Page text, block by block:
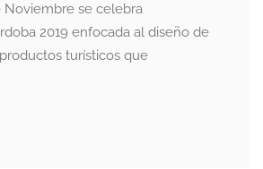
Noviembre se celebra
2019 enfocada al diseño de
turísticos que